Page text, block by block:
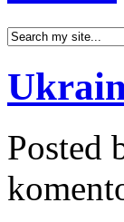
Posted